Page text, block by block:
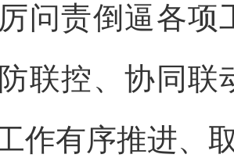
问责倒逼各项
联控、协同联
作有序推进、